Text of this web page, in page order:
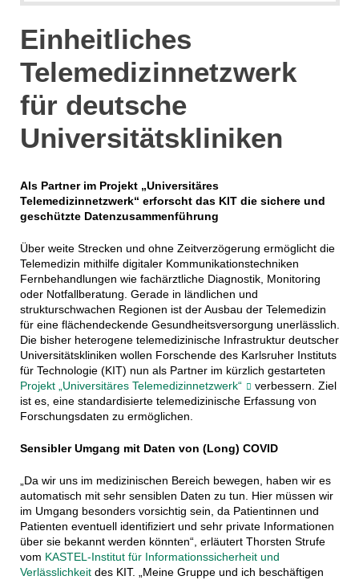
Einheitliches
Telemedizinnetzwerk
für deutsche
Universitätskliniken
Als Partner im Projekt „Universitäres
Telemedizinnetzwerk“ erforscht das KIT die sichere und
geschützte Datenzusammenführung
Über weite Strecken und ohne Zeitverzögerung ermöglicht die
Telemedizin mithilfe digitaler Kommunikationstechniken
Fernbehandlungen wie fachärztliche Diagnostik, Monitoring
oder Notfallberatung. Gerade in ländlichen und
strukturschwachen Regionen ist der Ausbau der Telemedizin
für eine flächendeckende Gesundheitsversorgung unerlässlich.
Die bisher heterogene telemedizinische Infrastruktur deutscher
Universitätskliniken wollen Forschende des Karlsruher Instituts
für Technologie (KIT) nun als Partner im kürzlich gestarteten
Projekt „Universitäres Telemedizinnetzwerk“
verbessern. Ziel
ist es, eine standardisierte telemedizinische Erfassung von
Forschungsdaten zu ermöglichen.
Sensibler Umgang mit Daten von (Long) COVID
„Da wir uns im medizinischen Bereich bewegen, haben wir es
automatisch mit sehr sensiblen Daten zu tun. Hier müssen wir
im Umgang besonders vorsichtig sein, da Patientinnen und
Patienten eventuell identifiziert und sehr private Informationen
über sie bekannt werden könnten“, erläutert Thorsten Strufe
vom KASTEL-Institut für Informationssicherheit und
Verlässlichkeitdes KIT. „Meine Gruppe und ich beschäftigen